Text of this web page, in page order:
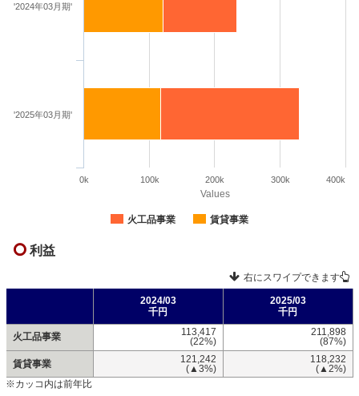
Values
火工品事業 賃貸事業
'2024年03月期'
'2025年03月期'
0k 100k 200k 300k 400k
利益
右にスワイプできます
2024/03
千円
2025/03
千円
火工品事業
113,417
(22%)
211,898
(87%)
賃貸事業
121,242
(▲3%)
118,232
(▲2%)
※カッコ内は前年比